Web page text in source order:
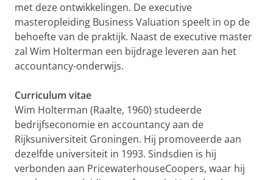
met deze ontwikkelingen. De executive
masteropleiding Business Valuation speelt in op de
behoefte van de praktijk. Naast de executive master
zal Wim Holterman een bijdrage leveren aan het
accountancy-onderwijs.
Curriculum vitae
Wim Holterman (Raalte, 1960) studeerde
bedrijfseconomie en accountancy aan de
Rijksuniversiteit Groningen. Hij promoveerde aan
dezelfde universiteit in 1993. Sindsdien is hij
verbonden aan PricewaterhouseCoopers, waar hij